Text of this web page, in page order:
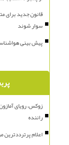
قانون جدید برای
سوار شوند
پیش بینی
زوکس، رویای
راننده
اعلام پرترددترین